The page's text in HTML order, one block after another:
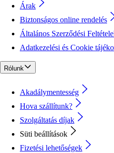
Árak
Biztonságos online rendelés
Általános Szerződési
Adatkezelési és Cookie
Rólunk
Akadálymentesség
Hova szállítunk?
Szolgáltatás díjak
Süti beállítások
Fizetési lehetőségek